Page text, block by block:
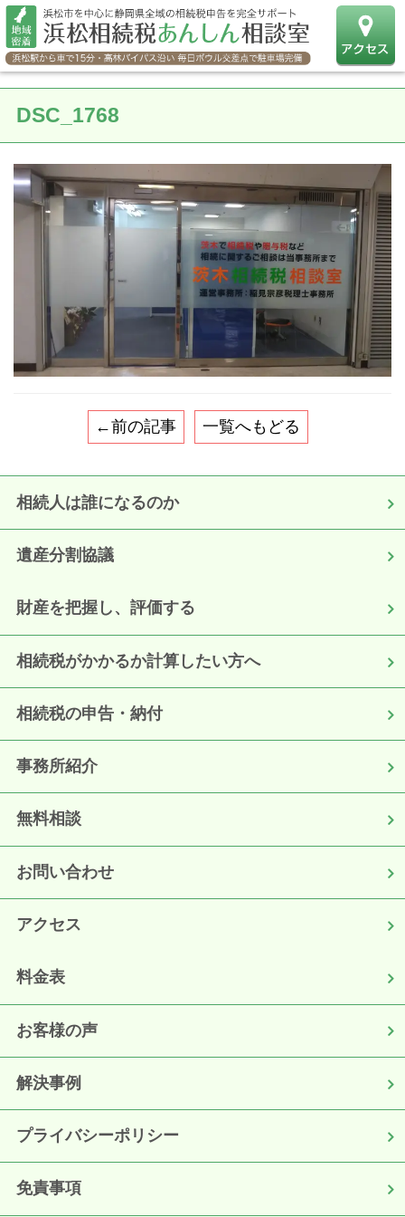
DSC_1768
←前の記事 一覧へもどる
相続人は誰になるのか
遺産分割協議
財産を把握し、評価する
相続税がかかるか計算したい方へ
相続税の申告・納付
事務所紹介
無料相談
お問い合わせ
アクセス
料金表
お客様の声
解決事例
プライバシーポリシー
免責事項